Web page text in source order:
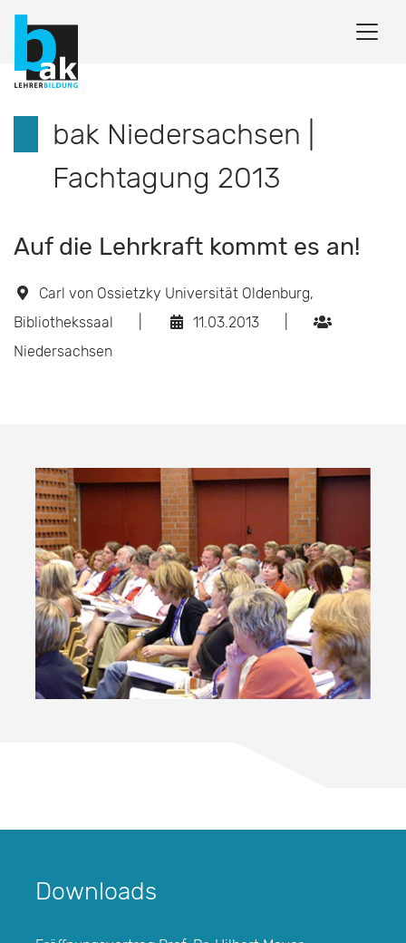
bak Niedersachsen |
Fachtagung 2013
Auf die Lehrkraft kommt es an!
Carl von Ossietzky Universität Oldenburg,
Bibliothekssaal
11.03.2013
Niedersachsen
Downloads